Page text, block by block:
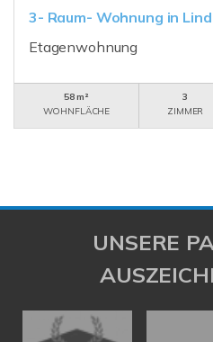
3- Raum- Wohnung in
Etagenwohnung
58 m²
WOHNFLÄCHE
3
ZIMMER
UNSERE